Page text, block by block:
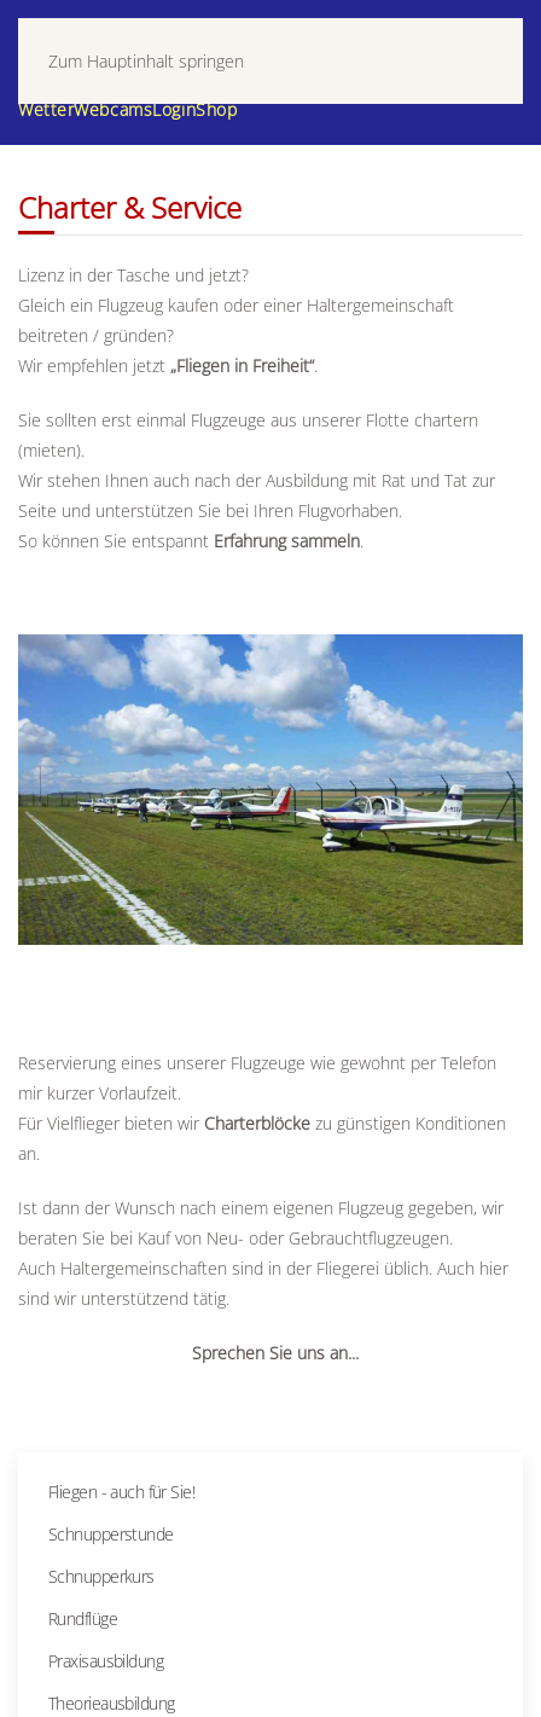
Zum Hauptinhalt springen
WetterWebcamsLoginShop
Charter & Service
Lizenz in der Tasche und jetzt?
Gleich ein Flugzeug kaufen oder einer Haltergemeinschaft
beitreten / gründen?
Wir empfehlen jetzt „Fliegen in Freiheit“.
Sie sollten erst einmal Flugzeuge aus unserer Flotte chartern
(mieten).
Wir stehen Ihnen auch nach der Ausbildung mit Rat und Tat zur
Seite und unterstützen Sie bei Ihren Flugvorhaben.
So können Sie entspannt Erfahrung sammeln.
Reservierung eines unserer Flugzeuge wie gewohnt per Telefon
mir kurzer Vorlaufzeit.
Für Vielflieger bieten wir Charterblöcke zu günstigen Konditionen
an.
Ist dann der Wunsch nach einem eigenen Flugzeug gegeben, wir
beraten Sie bei Kauf von Neu- oder Gebrauchtflugzeugen.
Auch Haltergemeinschaften sind in der Fliegerei üblich. Auch hier
sind wir unterstützend tätig.
Sprechen Sie uns an...
Fliegen - auch für Sie!
Schnupperstunde
Schnupperkurs
Rundflüge
Praxisausbildung
Theorieausbildung